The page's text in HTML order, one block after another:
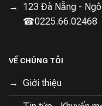
không làm phiền
đêm.
như bảo vệ quá
123 Đà Nẵng -
☎0225.66.02468
VỀ CHÚNG TÔI
Giới thiệu